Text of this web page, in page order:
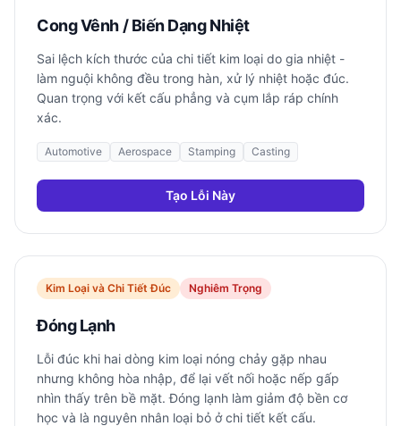
Cong Vênh / Biến Dạng Nhiệt
Sai lệch kích thước của chi tiết kim loại do gia nhiệt -
làm nguội không đều trong hàn, xử lý nhiệt hoặc đúc.
Quan trọng với kết cấu phẳng và cụm lắp ráp chính
xác.
Automotive Aerospace Stamping Casting
Tạo Lỗi Này
Kim Loại và Chi Tiết Đúc Nghiêm Trọng
Đóng Lạnh
Lỗi đúc khi hai dòng kim loại nóng chảy gặp nhau
nhưng không hòa nhập, để lại vết nối hoặc nếp gấp
nhìn thấy trên bề mặt. Đóng lạnh làm giảm độ bền cơ
học và là nguyên nhân loại bỏ ở chi tiết kết cấu.